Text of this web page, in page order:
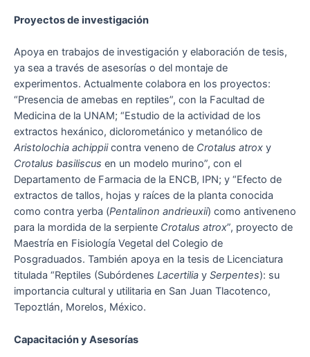
Proyectos de investigación
Apoya en trabajos de investigación y elaboración de tesis,
ya sea a través de asesorías o del montaje de
experimentos. Actualmente colabora en los proyectos:
“Presencia de amebas en reptiles”, con la Facultad de
Medicina de la UNAM; “Estudio de la actividad de los
extractos hexánico, diclorometánico y metanólico de
Aristolochia achippiicontra veneno de Crotalus atrox y
Crotalus basiliscus en un modelo murino”, con el
Departamento de Farmacia de la ENCB, IPN; y “Efecto de
extractos de tallos, hojas y raíces de la planta conocida
como contra yerba (Pentalinon andrieuxii) como antiveneno
para la mordida de la serpiente Crotalus atrox”, proyecto de
Maestría en Fisiología Vegetal del Colegio de
Posgraduados. También apoya en la tesis de Licenciatura
titulada “Reptiles (Subórdenes Lacertilia y Serpentes): su
importancia cultural y utilitaria en San Juan Tlacotenco,
Tepoztlán, Morelos, México.
Capacitación y Asesorías